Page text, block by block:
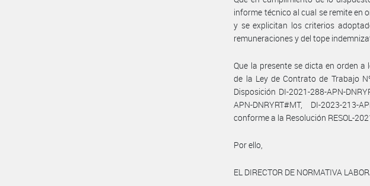
informe técnico al cual se remite en
y se explicitan los criterios
remuneraciones y del tope
Que la presente se dicta en orden
de la Ley de Contrato de Trabajo
Disposición DI-2021-288-APN-
APN-DNRYRT#MT, DI-2023-213-
conforme a la Resolución RESOL-
Por ello,
EL DIRECTOR DE NORMATIVA